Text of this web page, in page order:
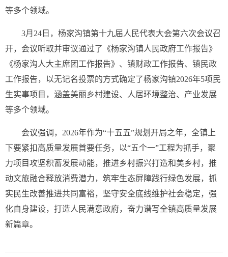
等多个领域。
3月24日，杨家沟镇第十九届人民代表大会第六次会议召
开，会议听取并审议通过了《杨家沟镇人民政府工作报告》
《杨家沟人大主席团工作报告》、镇财政工作报告、镇民政
工作报告，以无记名投票的方式确定了杨家沟镇2026年5项民
生实事项目，涵盖美丽乡村建设、人居环境整治、产业发展
等多个领域。
会议强调，2026年作为“十五五”规划开局之年，全镇上
下要紧扣高质量发展首要任务，以“五个一”工程为抓手，聚
力项目攻坚积蓄发展动能，推进乡村振兴打造和美乡村，推
动文旅融合释放消费潜力，筑牢生态屏障践行绿色发展，抓
实民生改善推进共同富裕，坚守安全底线维护社会稳定，强
化自身建设，打造人民满意政府，奋力谱写全镇高质量发展
新篇章。